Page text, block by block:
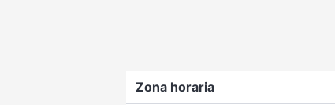
Zona horaria